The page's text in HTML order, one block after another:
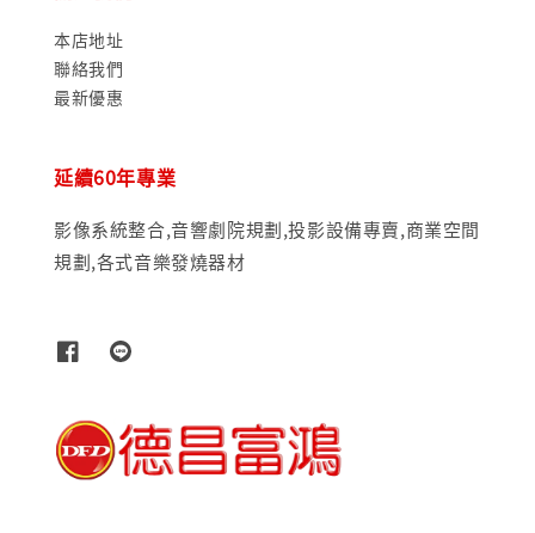
本店地址
聯絡我們
最新優惠
延續60年專業
影像系統整合,音響劇院規劃,投影設備專賣,商業空間
規劃,各式音樂發燒器材